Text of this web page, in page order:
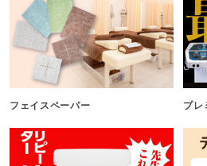
フェイスペーパー プレ